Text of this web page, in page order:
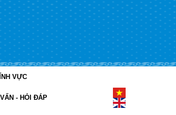
VỰC
- HỎI ĐÁP
TB-HĐKH) V/v đăng ký, đề xuất nhiệm
(898/KH/ĐCT) Kế hoạch thực hiện Quyết
định số 2415/QĐ-TTg ngày 31/10/2025 ...